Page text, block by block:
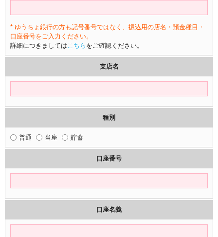
* ゆうちょ銀行の方も記号番号ではなく、振込用の店名・預金種目・
口座番号をご入力ください。
詳細につきましてはこちら をご確認ください。
支店名
種別
普通 当座 貯蓄
口座番号
口座名義